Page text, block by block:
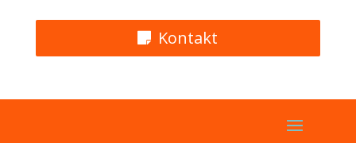
Kontakt